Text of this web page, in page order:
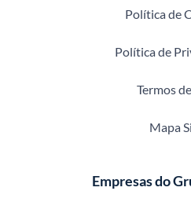
Política de
Política de
Termos
Mapa
Empresas do